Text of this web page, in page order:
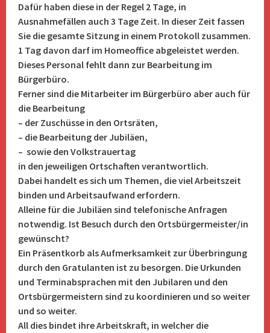
Dafür haben diese in der Regel 2 Tage, in
Ausnahmefällen auch 3 Tage Zeit. In dieser Zeit fassen
Sie die gesamte Sitzung in einem Protokoll zusammen.
1 Tag davon darf im Homeoffice abgeleistet werden.
Dieses Personal fehlt dann zur Bearbeitung im
Bürgerbüro.
Ferner sind die Mitarbeiter im Bürgerbüro aber auch für
die Bearbeitung
– der Zuschüsse in den Ortsräten,
– die Bearbeitung der Jubiläen,
– sowie den Volkstrauertag
in den jeweiligen Ortschaften verantwortlich.
Dabei handelt es sich um Themen, die viel Arbeitszeit
binden und Arbeitsaufwand erfordern.
Alleine für die Jubiläen sind telefonische Anfragen
notwendig. Ist Besuch durch den Ortsbürgermeister/in
gewünscht?
Ein Präsentkorb als Aufmerksamkeit zur Überbringung
durch den Gratulanten ist zu besorgen. Die Urkunden
und Terminabsprachen mit den Jubilaren und den
Ortsbürgermeistern sind zu koordinieren und so weiter
und so weiter.
All dies bindet ihre Arbeitskraft, in welcher die